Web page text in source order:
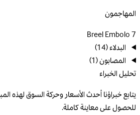
المهاجمون
7
Breel Embolo
البدلاء(14)
المصابون(1)
تحليل الخبراء
يتابع خبراؤنا أحدث الأسعار وحركة السوق لهذه
للحصول على معاينة كاملة.